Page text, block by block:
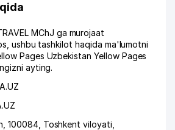
MChJ ga murojaat
ushbu tashkilot haqida ma'lumotni
Pages Uzbekistan Yellow Pages
ayting.
100084, Toshkent viloyati